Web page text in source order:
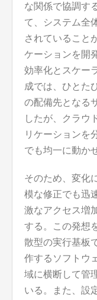
な関係で協調す
て、システム全
されていること
ケーションを開
効率化とスケー
成では、ひとた
の配備先となる
したが、クラウ
リケーションを
でも均一に動か
そのため、変化
模な修正でも迅
激なアクセス増
する。この発想
散型の実行基板
作するソフトウ
域に横断して管
いる。また、設